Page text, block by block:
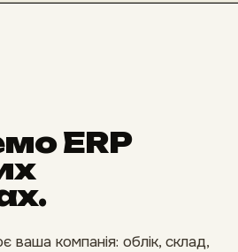
ERP
ваша компанія: облік, склад,